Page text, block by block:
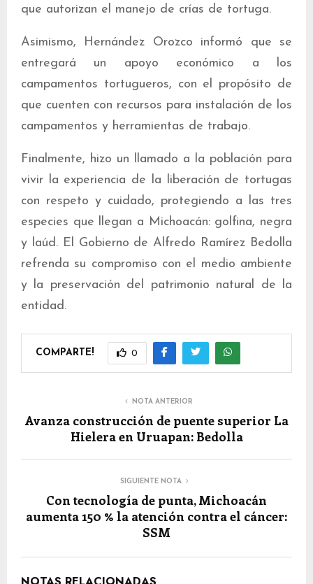
que autorizan el manejo de crías de tortuga.
Asimismo, Hernández Orozco informó que se
entregará un apoyo económico a los
campamentos tortugueros, con el propósito de
que cuenten con recursos para instalación de los
campamentos y herramientas de trabajo.
Finalmente, hizo un llamado a la población para
vivir la experiencia de la liberación de tortugas
con respeto y cuidado, protegiendo a las tres
especies que llegan a Michoacán: golfina, negra
y laúd. El Gobierno de Alfredo Ramírez Bedolla
refrenda su compromiso con el medio ambiente
y la preservación del patrimonio natural de la
entidad.
COMPARTE! 0
NOTA ANTERIOR
Avanza construcción de puente superior La
Hielera en Uruapan: Bedolla
SIGUIENTE NOTA
Con tecnología de punta, Michoacán
aumenta 150 % la atención contra el cáncer:
SSM